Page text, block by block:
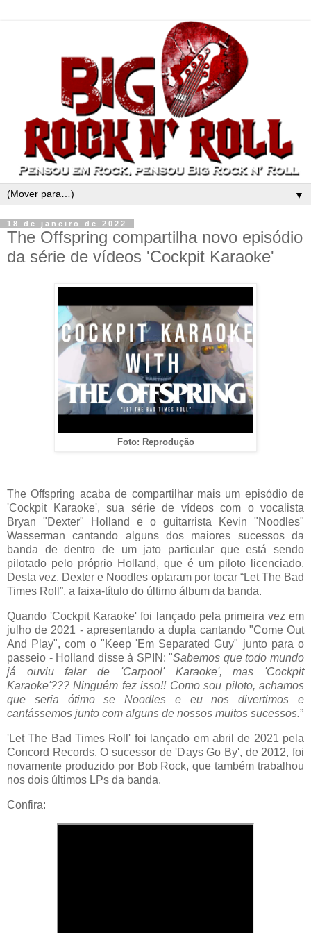
▼
18 de janeiro de 2022
The Offspring compartilha novo episódio
da série de vídeos 'Cockpit Karaoke'
Foto: Reprodução
The Offspring acaba de compartilhar mais um episódio de
'Cockpit Karaoke', sua série de vídeos com o vocalista
Bryan "Dexter" Holland e o guitarrista Kevin "Noodles"
Wasserman cantando alguns dos maiores sucessos da
banda de dentro de um jato particular que está sendo
pilotado pelo próprio Holland, que é um piloto licenciado.
Desta vez, Dexter e Noodles optaram por tocar “Let The Bad
Times Roll”, a faixa-título do último álbum da banda.
Quando 'Cockpit Karaoke' foi lançado pela primeira vez em
julho de 2021 - apresentando a dupla cantando "Come Out
And Play", com o "Keep 'Em Separated Guy" junto para o
passeio - Holland disse à SPIN: "Sabemos que todo mundo
já ouviu falar de 'Carpool' Karaoke', mas 'Cockpit
Karaoke'??? Ninguém fez isso!! Como sou piloto, achamos
que seria ótimo se Noodles e eu nos divertimos e
cantássemos junto com alguns de nossos muitos sucessos.”
'Let The Bad Times Roll' foi lançado em abril de 2021 pela
Concord Records. O sucessor de 'Days Go By', de 2012, foi
novamente produzido por Bob Rock, que também trabalhou
nos dois últimos LPs da banda.
Confira: